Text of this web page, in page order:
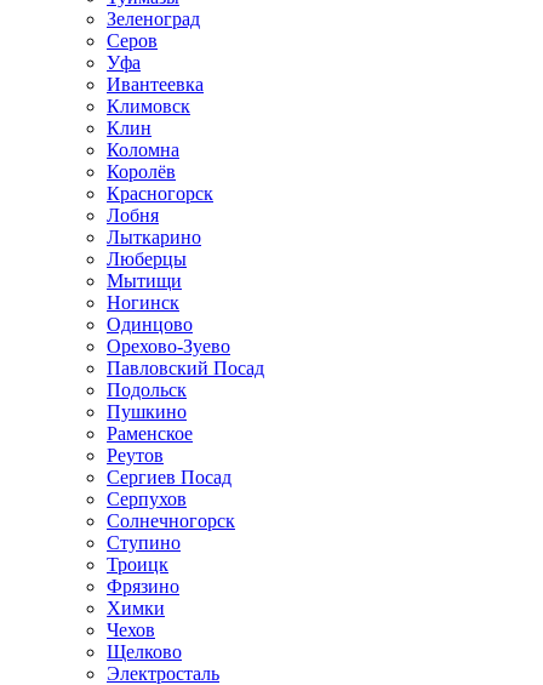
Зеленоград
Серов
Уфа
Ивантеевка
Климовск
Клин
Коломна
Королёв
Красногорск
Лобня
Лыткарино
Люберцы
Мытищи
Ногинск
Одинцово
Орехово-Зуево
Павловский Посад
Подольск
Пушкино
Раменское
Реутов
Сергиев Посад
Серпухов
Солнечногорск
Ступино
Троицк
Фрязино
Химки
Чехов
Щелково
Электросталь